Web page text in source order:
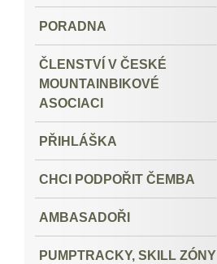
PORADNA
ČLENSTVÍ V ČESKÉ
MOUNTAINBIKOVÉ
ASOCIACI
PŘIHLÁŠKA
CHCI PODPOŘIT ČEMBA
AMBASADOŘI
PUMPTRACKY, SKILL ZÓNY